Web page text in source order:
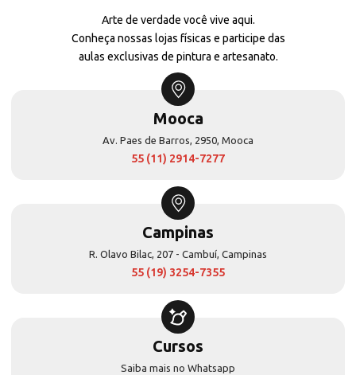
Arte de verdade você vive aqui.
Conheça nossas lojas físicas e participe das
aulas exclusivas de pintura e artesanato.
Mooca
Av. Paes de Barros, 2950, Mooca
55 (11) 2914-7277
Campinas
R. Olavo Bilac, 207 - Cambuí, Campinas
55 (19) 3254-7355
Cursos
Saiba mais no Whatsapp